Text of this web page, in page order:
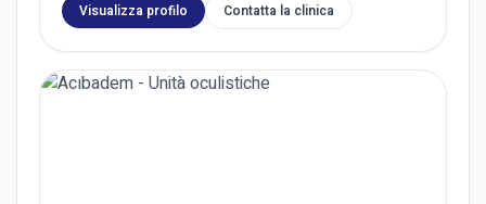
Visualizza profilo Contatta la clinica